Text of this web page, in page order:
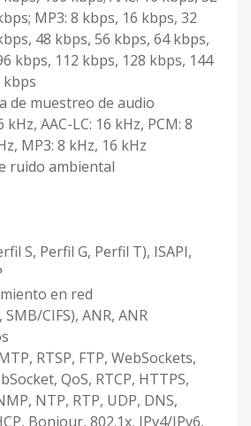
MP3: 8 kbps, 16 kbps, 32
48 ​​kbps, 56 kbps, 64 kbps,
kbps, 112 kbps, 128 kbps, 144
kbps
de muestreo de audio
kHz, AAC-LC: 16 kHz, PCM: 8
MP3: 8 kHz, 16 kHz
ruido ambiental
S, Perfil G, Perfil T), ISAPI,
en red
SMB/CIFS), ANR, ANR
RTSP, FTP, WebSockets,
QoS, RTCP, HTTPS,
NTP, RTP, UDP, DNS,
Bonjour, 802.1x, IPv4/IPv6,